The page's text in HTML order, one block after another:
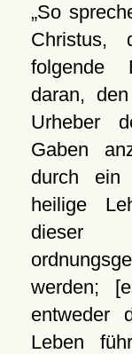
So
Christus,
folgende
daran,
Urheber
Gaben
durch ein
heilige
dieser
werden;
entweder
Leben